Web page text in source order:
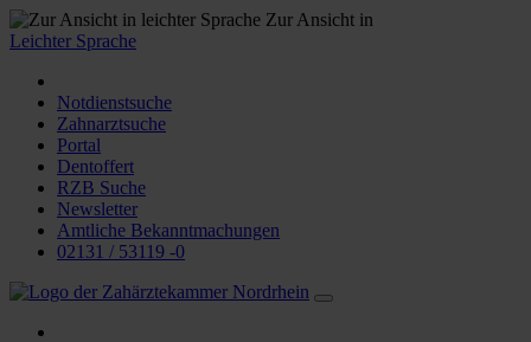
Zur Ansicht in
Leichter Sprache
Notdienstsuche
Zahnarztsuche
Portal
Dentoffert
RZB Suche
Newsletter
Amtliche Bekanntmachungen
02131 / 53119 -0